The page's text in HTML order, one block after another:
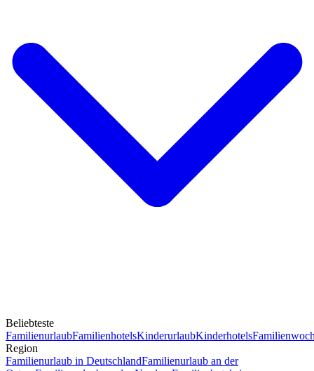
Beliebteste
FamilienurlaubFamilienhotelsKinderurlaubKinderhotels
Region
Familienurlaub in DeutschlandFamilienurlaub an der